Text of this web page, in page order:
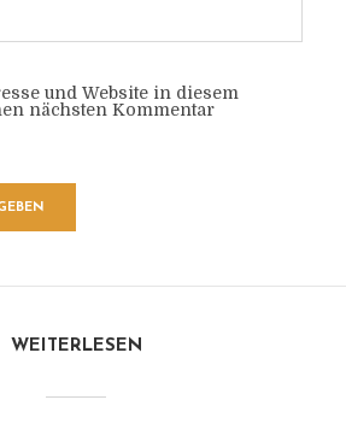
und Website in diesem
nächsten Kommentar
WEITERLESEN